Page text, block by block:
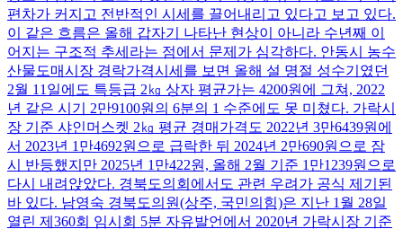
편차가 커지고 전반적인 시세를 끌어내리고 있다고 보고 있다.
이 같은 흐름은 올해 갑자기 나타난 현상이 아니라 수년째 이
어지는 구조적 추세라는 점에서 문제가 심각하다. 안동시 농수
산물도매시장 경락가격시세를 보면 올해 설 명절 성수기였던
2월 11일에도 특등급 2㎏ 상자 평균가는 4200원에 그쳐, 2022
년 같은 시기 2만9100원의 6분의 1 수준에도 못 미쳤다. 가락시
장 기준 샤인머스켓 2㎏ 평균 경매가격도 2022년 3만6439원에
서 2023년 1만4692원으로 급락한 뒤 2024년 2만690원으로 잠
시 반등했지만 2025년 1만422원, 올해 2월 기준 1만1239원으로
다시 내려앉았다. 경북도의회에서도 관련 우려가 공식 제기된
바 있다. 남영숙 경북도의원(상주, 국민의힘)은 지난 1월 28일
열린 제360회 임시회 5분 자유발언에서 2020년 가락시장 기준